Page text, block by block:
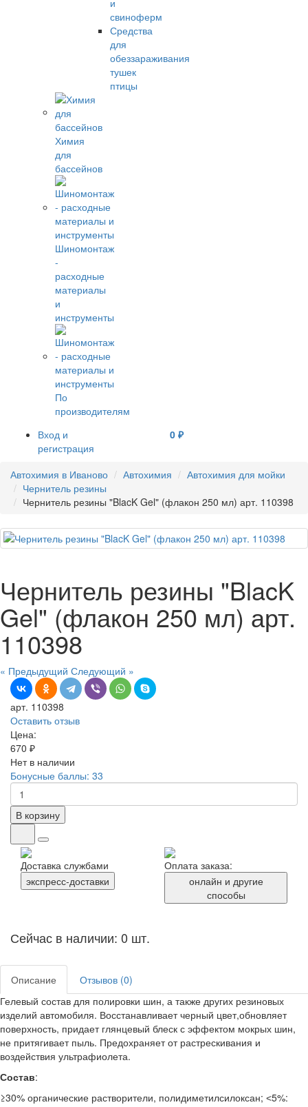
и
свиноферм
Средства
для
обеззараживания
тушек
птицы
Химия
для
бассейнов
Шиномонтаж
-
расходные
материалы
и
инструменты
По
производителям
Вход и
регистрация
0 ₽
Автохимия в Иваново Автохимия
Автохимия для мойки
Чернитель резины
Чернитель резины "BlacK Gel" (флакон 250 мл) арт. 110398
Чернитель резины "BlacK
Gel" (флакон 250 мл) арт.
110398
« Предыдущий Следующий »
арт. 110398
Оставить отзыв
Цена:
670 ₽
Нет в наличии
Бонусные баллы: 33
В корзину
Доставка службами
экспресс-доставки
Оплата заказа:
онлайн и другие
способы
Сейчас в наличии: 0 шт.
Описание
Отзывов (0)
Гелевый состав для полировки шин, а также других резиновых
изделий автомобиля. Восстанавливает черный цвет,обновляет
поверхность, придает глянцевый блеск с эффектом мокрых шин,
не притягивает пыль. Предохраняет от растрескивания и
воздействия ультрафиолета.
Состав:
≥30% органические растворители, полидиметилсилоксан; ˂5%: